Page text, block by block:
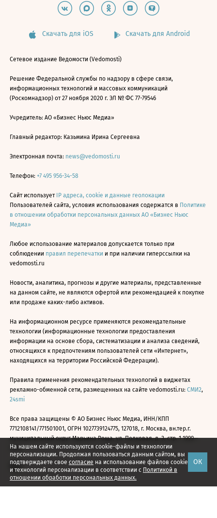
На нашем сайте используются cookie-файлы и технологии
персонализации. Продолжая пользоваться данным сайтом, вы
подтверждаете свое согласие на использование файлов cookie
и технологий персонализации в соответствии с Политикой в
отношении обработки персональных данных.
ОК
Скачать для iOS Скачать для Android
Сетевое издание Ведомости (Vedomosti)
Решение Федеральной службы по надзору в сфере связи,
информационных технологий и массовых коммуникаций
(Роскомнадзор) от 27 ноября 2020 г. ЭЛ № ФС 77-79546
Учредитель: АО «Бизнес Ньюс Медиа»
Главный редактор: Казьмина Ирина Сергеевна
Электронная почта: news@vedomosti.ru
Телефон: +7 495 956-34-58
Сайт использует IP адреса, cookie и данные геолокации
Пользователей сайта, условия использования содержатся в Политике
в отношении обработки персональных данных АО «Бизнес Ньюс
Медиа»
Любое использование материалов допускается только при
соблюдении правил перепечатки и при наличии гиперссылки на
vedomosti.ru
Новости, аналитика, прогнозы и другие материалы, представленные
на данном сайте, не являются офертой или рекомендацией к покупке
или продаже каких-либо активов.
На информационном ресурсе применяются рекомендательные
технологии (информационные технологии предоставления
информации на основе сбора, систематизации и анализа сведений,
относящихся к предпочтениям пользователей сети «Интернет»,
находящихся на территории Российской Федерации).
Правила применения рекомендательных технологий в виджетах
рекламно-обменной сети, размещенных на сайте vedomosti.ru: СМИ2,
24smi
Все права защищены © АО Бизнес Ньюс Медиа, ИНН/КПП
7712108141/771501001, ОГРН 1027739124775, 127018, г. Москва, вн.тер.г.
муниципальный округ Марьина Роща, ул. Полковая, д. 3, стр. 1 1999—
2026